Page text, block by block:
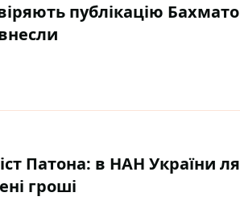
публікацію
Патона: в НАН України
гроші